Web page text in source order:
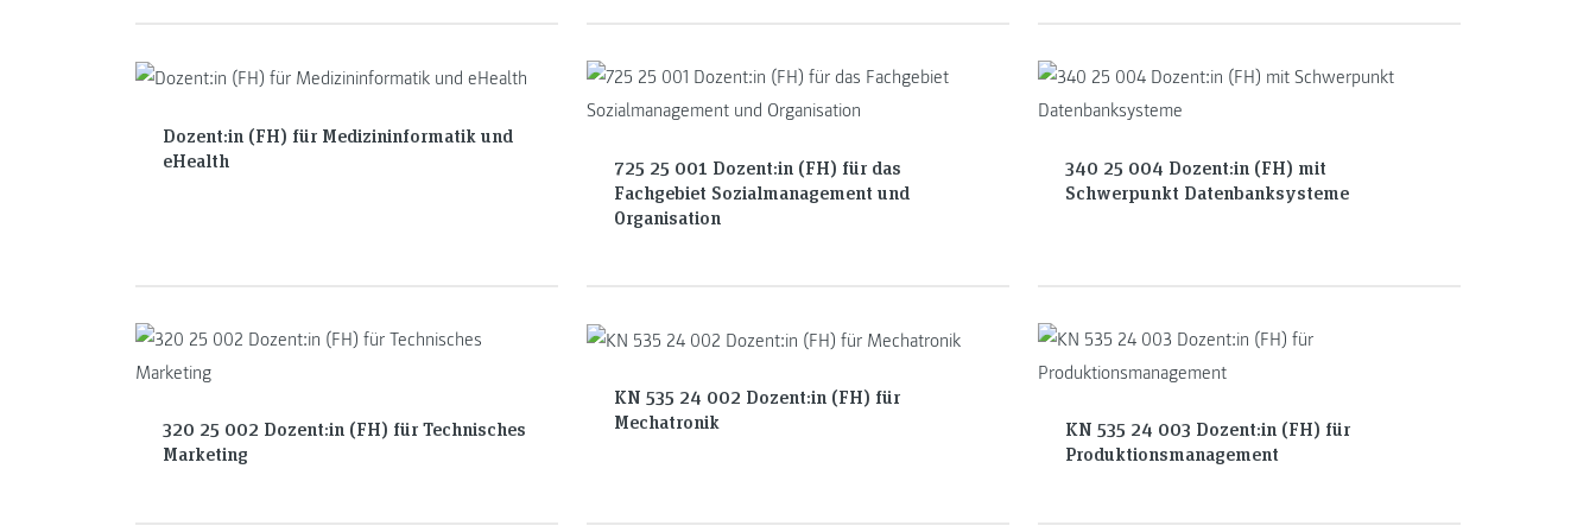
Dozent:in (FH) für Medizininformatik und
eHealth
725 25 001 Dozent:in (FH) für das
Fachgebiet Sozialmanagement und
Organisation
340 25 004 Dozent:in (FH) mit
Schwerpunkt Datenbanksysteme
320 25 002 Dozent:in (FH) für Technisches
Marketing
KN 535 24 002 Dozent:in (FH) für
Mechatronik
KN 535 24 003 Dozent:in (FH) für
Produktionsmanagement